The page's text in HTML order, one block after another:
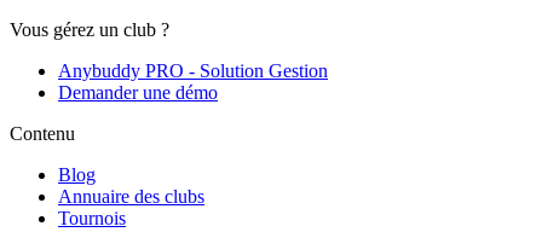
Vous gérez un club ?
Anybuddy PRO - Solution Gestion
Demander une démo
Contenu
Blog
Annuaire des clubs
Tournois